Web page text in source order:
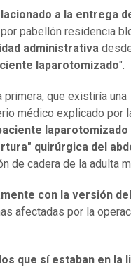
a la entrega
pabellón residencia
administrativa
laparotomizado".
que existiría una
médico explicado por
laparotomizado
quirúrgica del
de cadera de la adulta
con la versión del
afectadas por la
que sí estaban en la